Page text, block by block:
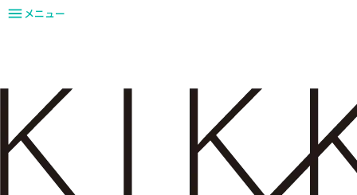
メニュー